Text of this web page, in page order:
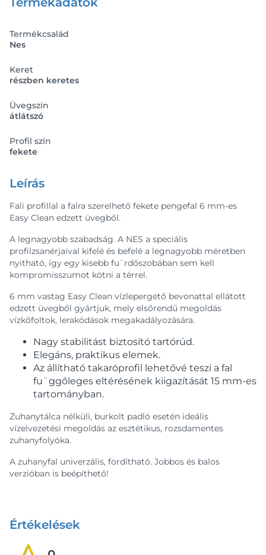
Termékcsalád
Nes
Keret
részben keretes
Üvegszín
átlátszó
Profil szín
fekete
Leírás
Fali profillal a falra szerelhető fekete pengefal 6 mm-es
Easy Clean edzett üvegből.
A legnagyobb szabadság. A NES a speciális
profilzsanérjaival kifelé és befelé a legnagyobb méretben
nyitható, így egy kisebb fu¨rdőszobában sem kell
kompromisszumot kötni a térrel.
6 mm vastag Easy Clean vízlepergető bevonattal ellátott
edzett üvegből gyártjuk, mely elsőrendű megoldás
vízkőfoltok, lerakódások megakadályozására.
Nagy stabilitást biztosító tartórúd.
Elegáns, praktikus elemek.
Az állítható takaróprofil lehetővé teszi a fal
fu¨ggőleges eltérésének kiigazítását 15 mm-es
tartományban.
Zuhanytálca nélküli, burkolt padló esetén ideális
vízelvezetési megoldás az esztétikus, rozsdamentes
zuhanyfolyóka.
A zuhanyfal univerzális, fordítható. Jobbos és balos
verzióban is beépíthető!
Értékelések